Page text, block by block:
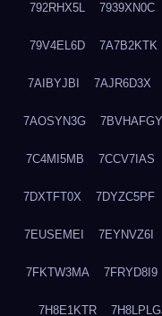
792RHX5L 7939XN0C
79V4EL6D 7A7B2KTK
7AIBYJBI 7AJR6D3X
7AOSYN3G 7BVHAFGY
7C4MI5MB 7CCV7IAS
7DXTFT0X 7DYZC5PF
7EUSEMEI 7EYNVZ6I
7FKTW3MA 7FRYD8I9
7H8E1KTR